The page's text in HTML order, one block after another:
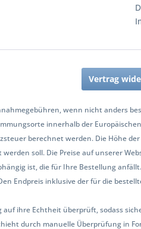
Vertrag
wenn nicht anders
innerhalb der
berechnet werden. Die Höhe
soll. Die Preise auf unserer
ist, die für Ihre Bestellung
Endpreis inklusive der für die
ihre Echtheit überprüft, sodass
durch manuelle Überprüfung in